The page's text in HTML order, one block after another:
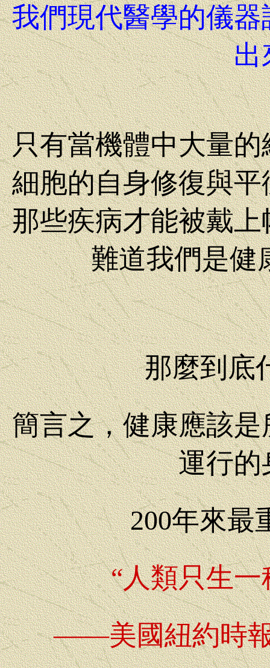
我們現代醫學的儀
出
只有當機體中大量
細胞的自身修復與
那些疾病才能被戴
難道我們是健
那麼到底
簡言之，健康應該
運行的
200年來最
“人類只生
——美國紐約時